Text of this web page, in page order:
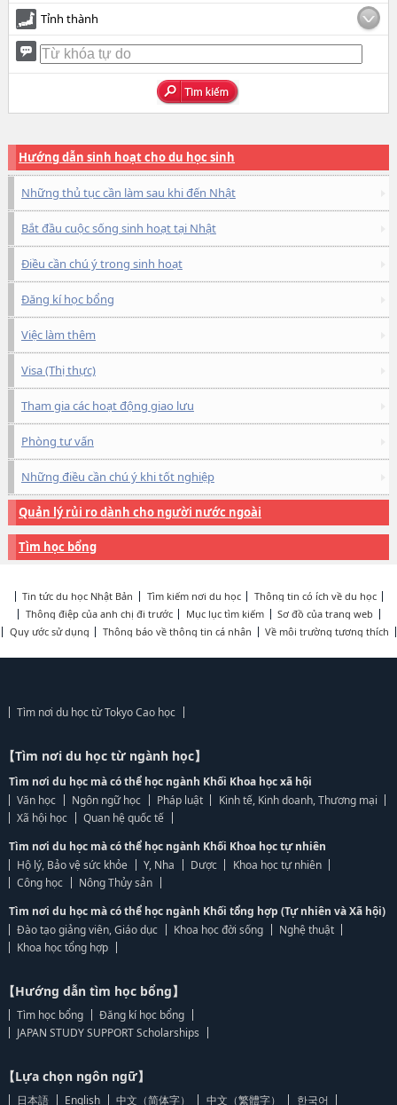
Tỉnh thành
Hướng dẫn sinh hoạt cho du học sinh
Những thủ tục cần làm sau khi đến Nhật
Bắt đầu cuộc sống sinh hoạt tại Nhật
Điều cần chú ý trong sinh hoạt
Đăng kí học bổng
Việc làm thêm
Visa (Thị thực)
Tham gia các hoạt động giao lưu
Phòng tư vấn
Những điều cần chú ý khi tốt nghiệp
Quản lý rủi ro dành cho người nước ngoài
Tìm học bổng
Tin tức du học Nhật Bản Tìm kiếm nơi du học
Thông tin có ích về du học
Thông điệp của anh chị đi trước
Mục lục tìm kiếm
Sơ đồ của trang web
Quy ước sử dụng
Thông báo về thông tin cá nhân Về môi trường tương thích
Tìm nơi du học từ Tokyo Cao học
【Tìm nơi du học từ ngành học】
Tìm nơi du học mà có thể học ngành Khối Khoa học xã hội
Văn học
Ngôn ngữ học Pháp luật
Kinh tế, Kinh doanh, Thương mại
Xã hội học
Quan hệ quốc tế
Tìm nơi du học mà có thể học ngành Khối Khoa học tự nhiên
Hộ lý, Bảo vệ sức khỏe
Y, Nha Dược
Khoa học tự nhiên
Công học
Nông Thủy sản
Tìm nơi du học mà có thể học ngành Khối tổng hợp (Tự nhiên và Xã hội)
Đào tạo giảng viên, Giáo dục
Khoa học đời sống
Nghệ thuật
Khoa học tổng hợp
【Hướng dẫn tìm học bổng】
Tìm học bổng
Đăng kí học bổng
JAPAN STUDY SUPPORT Scholarships
【Lựa chọn ngôn ngữ】
日本語 English 中文（简体字） 中文（繁體字） 한국어